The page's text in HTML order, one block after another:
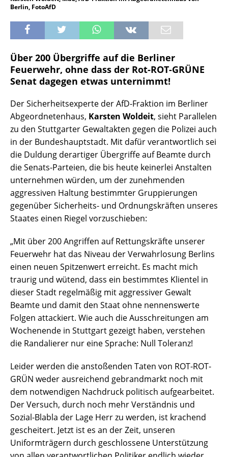
Berlin, FotoAfD
Über 200 Übergriffe auf die Berliner
Feuerwehr, ohne dass der Rot-ROT-GRÜNE
Senat dagegen etwas unternimmt!
Der Sicherheitsexperte der AfD-Fraktion im Berliner
Abgeordnetenhaus, Karsten Woldeit, sieht Parallelen
zu den Stuttgarter Gewaltakten gegen die Polizei auch
in der Bundeshauptstadt. Mit dafür verantwortlich sei
die Duldung derartiger Übergriffe auf Beamte durch
die Senats-Parteien, die bis heute keinerlei Anstalten
unternehmen würden, um der zunehmenden
aggressiven Haltung bestimmter Gruppierungen
gegenüber Sicherheits- und Ordnungskräften unseres
Staates einen Riegel vorzuschieben:
„Mit über 200 Angriffen auf Rettungskräfte unserer
Feuerwehr hat das Niveau der Verwahrlosung Berlins
einen neuen Spitzenwert erreicht. Es macht mich
traurig und wütend, dass ein bestimmtes Klientel in
dieser Stadt regelmäßig mit aggressiver Gewalt
Beamte und damit den Staat ohne nennenswerte
Folgen attackiert. Wie auch die Ausschreitungen am
Wochenende in Stuttgart gezeigt haben, verstehen
die Randalierer nur eine Sprache: Null Toleranz!
Leider werden die anstoßenden Taten von ROT-ROT-
GRÜN weder ausreichend gebrandmarkt noch mit
dem notwendigen Nachdruck politisch aufgearbeitet.
Der Versuch, durch noch mehr Verständnis und
Sozial-Blabla der Lage Herr zu werden, ist krachend
gescheitert. Jetzt ist es an der Zeit, unseren
Uniformträgern durch geschlossene Unterstützung